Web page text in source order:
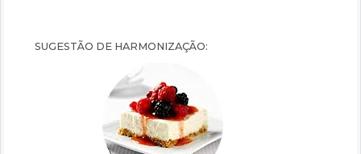
SUGESTÃO DE HARMONIZAÇÃO: